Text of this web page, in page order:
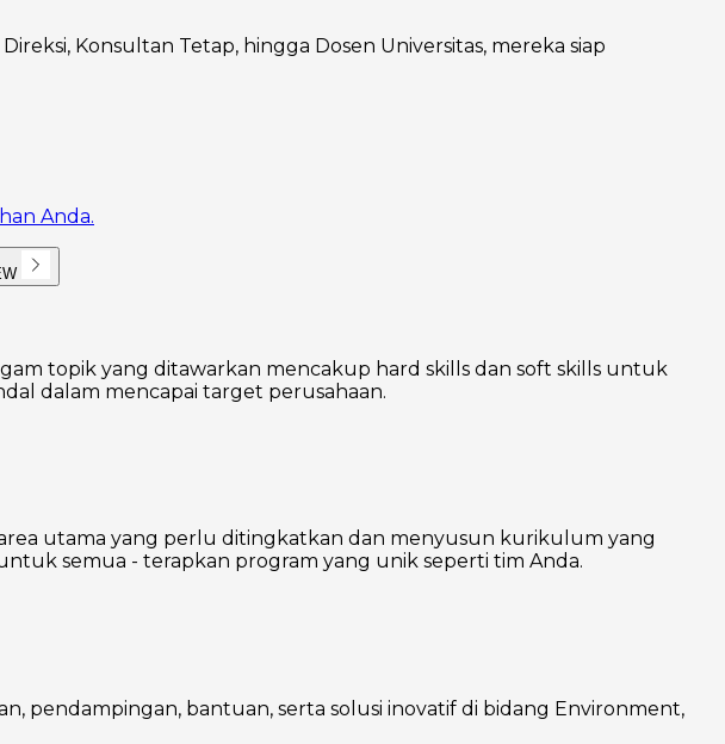
Konsultan Tetap, hingga Dosen Universitas, mereka siap
Anda.
topik yang ditawarkan mencakup hard skills dan soft skills untuk
dalam mencapai target perusahaan.
utama yang perlu ditingkatkan dan menyusun kurikulum yang
semua - terapkan program yang unik seperti tim Anda.
pendampingan, bantuan, serta solusi inovatif di bidang Environment,